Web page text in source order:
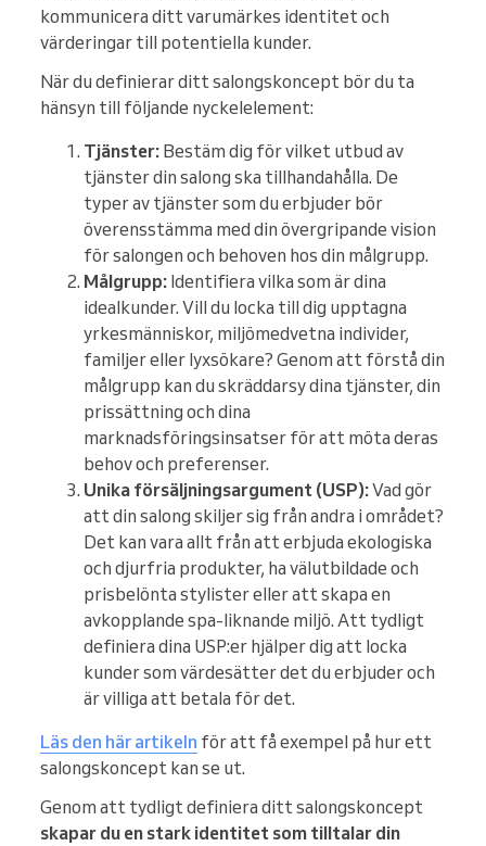
kommunicera ditt varumärkes identitet och
värderingar till potentiella kunder.
När du definierar ditt salongskoncept bör du ta
hänsyn till följande nyckelelement:
Tjänster: Bestäm dig för vilket utbud av
tjänster din salong ska tillhandahålla. De
typer av tjänster som du erbjuder bör
överensstämma med din övergripande vision
för salongen och behoven hos din målgrupp.
Målgrupp: Identifiera vilka som är dina
idealkunder. Vill du locka till dig upptagna
yrkesmänniskor, miljömedvetna individer,
familjer eller lyxsökare? Genom att förstå din
målgrupp kan du skräddarsy dina tjänster, din
prissättning och dina
marknadsföringsinsatser för att möta deras
behov och preferenser.
Unika försäljningsargument (USP):Vad gör
att din salong skiljer sig från andra i området?
Det kan vara allt från att erbjuda ekologiska
och djurfria produkter, ha välutbildade och
prisbelönta stylister eller att skapa en
avkopplande spa-liknande miljö. Att tydligt
definiera dina USP:er hjälper dig att locka
kunder som värdesätter det du erbjuder och
är villiga att betala för det.
Läs den här artikeln för att få exempel på hur ett
salongskoncept kan se ut.
Genom att tydligt definiera ditt salongskoncept
skapar du en stark identitet som tilltalar din